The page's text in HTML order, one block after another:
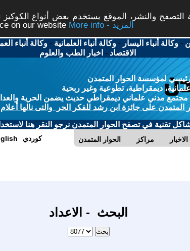
والنشر، الموقع يستخدم بعض أنواع
on our website
More info - المزيد
-وكالة أنباء اليسار -وكالة أنباء العلمانية -وكالة أنباء
الاقتصاد - اخبار الطب والعلوم
لمؤسسة الحوار المتمدن
ديمقراطية، تطوعية وغير ربحية
مدني علماني ديمقراطي حديث يضمن الحرية
المتمدن على جائزة ابن رشد للفكر الحر والتى نالها
تقنية في تصفح الحوار المتمدن نرجو النقر هنا
الحوار المتمدن مراكز الاخبار كوردي
البحث - الاعداد